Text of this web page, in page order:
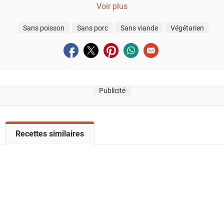
généreuse qui met en valeur les fruits.
Voir plus
Sans poisson Sans porc Sans viande Végétarien
Partager sur facebook
Partager sur twitter
Partager sur pinterest
Partager sur whatsapp
Envoyer à un ami
Publicité
o
Recettes similaires